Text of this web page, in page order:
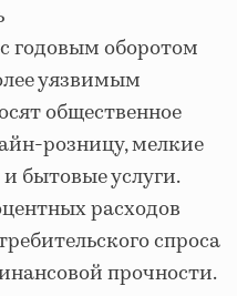
годовым оборотом
уязвимым
общественное
розницу, мелкие
бытовые услуги.
расходов
спроса
прочности.